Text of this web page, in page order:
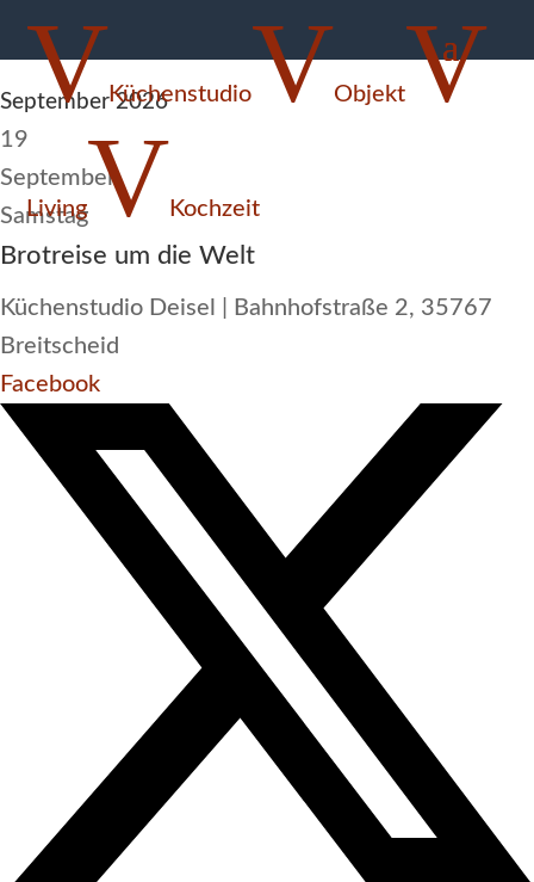
Brotreise um die Welt
September 2026
19
September
Samstag
Brotreise um die Welt
Küchenstudio Deisel | Bahnhofstraße 2, 35767
Breitscheid
Facebook
VKüchenstudioVObjektV
LivingVKochzeit